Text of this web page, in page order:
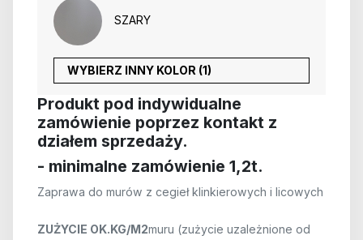
SZARY
WYBIERZ INNY KOLOR (1)
Produkt pod indywidualne
zamówienie poprzez kontakt z
działem sprzedaży.
- minimalne zamówienie 1,2t.
Zaprawa do murów z cegieł klinkierowych i licowych
ZUŻYCIE OK.KG/M2muru (zużycie uzależnione od